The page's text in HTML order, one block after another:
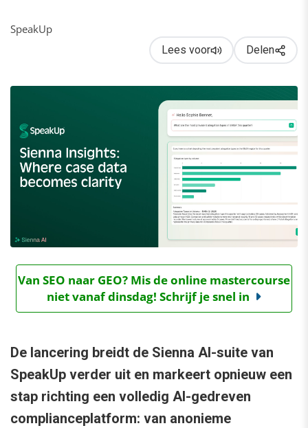
SpeakUp
Lees voor Delen
Van SEO naar GEO? Mis de online mastercourse
niet vanaf dinsdag! Schrijf je snel in
De lancering breidt de Sienna AI-suite van
SpeakUp verder uit en markeert opnieuw een
stap richting een volledig AI-gedreven
complianceplatform: van anonieme